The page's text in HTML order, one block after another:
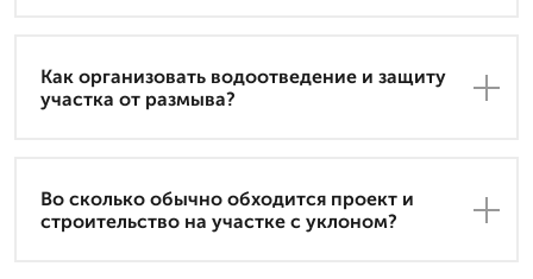
Как организовать водоотведение и защиту
участка от размыва?
Во сколько обычно обходится проект и
строительство на участке с уклоном?